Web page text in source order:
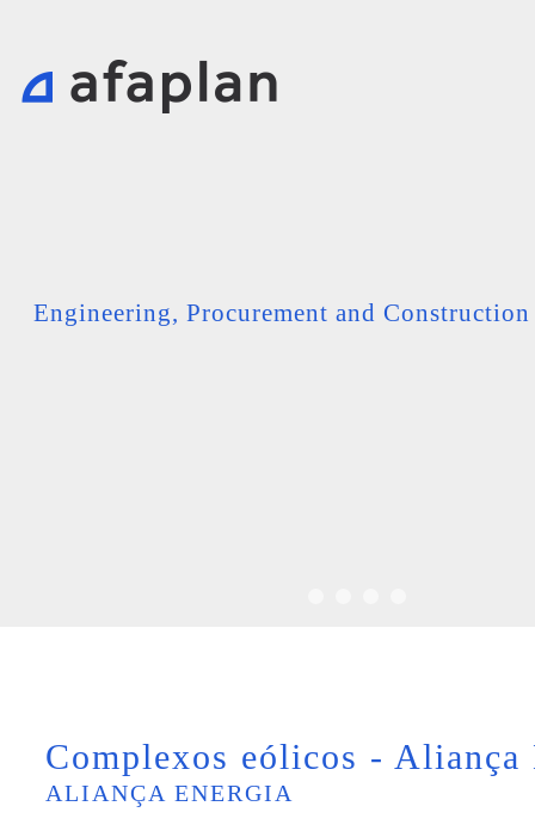
Engineering, Procurement and Construction
Complexos eólicos - Aliança
ALIANÇA ENERGIA